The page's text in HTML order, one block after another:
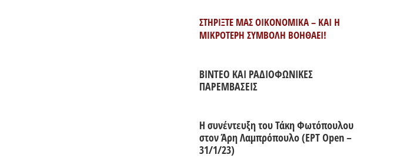
ΣΤΗΡΙΞΤΕ ΜΑΣ ΟΙΚΟΝΟΜΙΚΑ – ΚΑΙ Η
ΜΙΚΡΟΤΕΡΗ ΣΥΜΒΟΛΗ ΒΟΗΘΑΕΙ!
ΒΙΝΤΕΟ ΚΑΙ ΡΑΔΙΟΦΩΝΙΚΕΣ
ΠΑΡΕΜΒΑΣΕΙΣ
Η συνέντευξη του Τάκη Φωτόπουλου
στον Άρη Λαμπρόπουλο (ΕΡΤ Open –
31/1/23)